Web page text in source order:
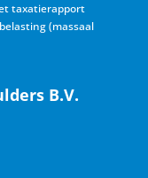
taxatierapport
(massaal
B.V.